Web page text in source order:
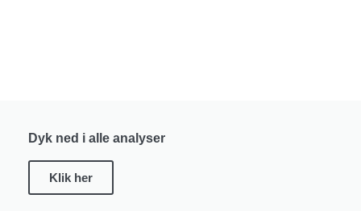
Dyk ned i alle analyser
Klik her